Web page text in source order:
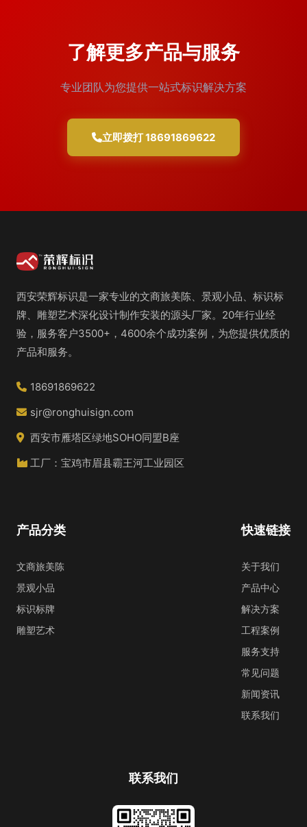
了解更多产品与服务
专业团队为您提供一站式标识解决方案
立即拨打 18691869622
西安荣辉标识是一家专业的文商旅美陈、景观小品、标识标
牌、雕塑艺术深化设计制作安装的源头厂家。20年行业经
验，服务客户3500+，4600余个成功案例，为您提供优质的
产品和服务。
18691869622
sjr@ronghuisign.com
西安市雁塔区绿地SOHO同盟B座
工厂：宝鸡市眉县霸王河工业园区
快速链接
关于我们
产品中心
解决方案
工程案例
服务支持
常见问题
新闻资讯
联系我们
产品分类
文商旅美陈
景观小品
标识标牌
雕塑艺术
联系我们